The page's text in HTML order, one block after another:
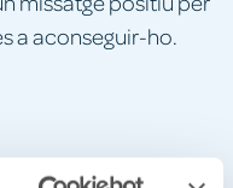
a aconseguir-ho.